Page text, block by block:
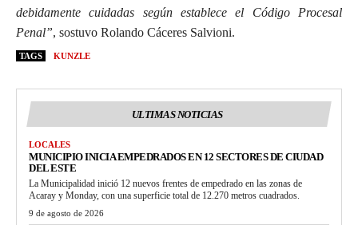
debidamente cuidadas según establece el Código Procesal
Penal”, sostuvo Rolando Cáceres Salvioni.
TAGS KUNZLE
ULTIMAS NOTICIAS
LOCALES
MUNICIPIO INICIA EMPEDRADOS EN 12 SECTORES DE CIUDAD
DEL ESTE
La Municipalidad inició 12 nuevos frentes de empedrado en las zonas de
Acaray y Monday, con una superficie total de 12.270 metros cuadrados.
9 de agosto de 2026